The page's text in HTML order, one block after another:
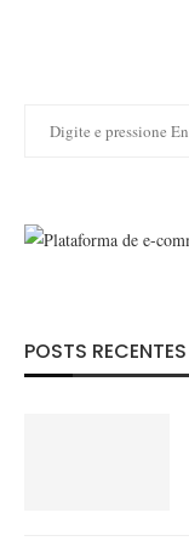
POSTS RECENTES